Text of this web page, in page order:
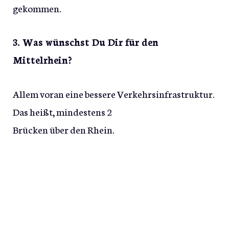
gekommen.
3. Was wünschst Du Dir für den
Mittelrhein?
Allem voran eine bessere Verkehrsinfrastruktur.
Das heißt, mindestens 2
Brücken über den Rhein.